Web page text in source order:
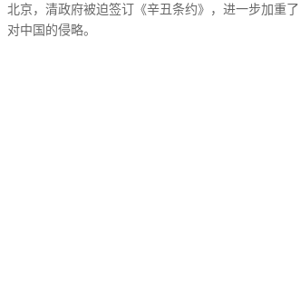
北京，清政府被迫签订《辛丑条约》，进一步加重了
对中国的侵略。